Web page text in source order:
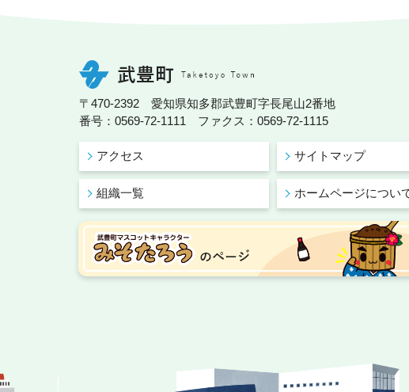
〒470-2392 愛知県知多郡武豊町字長尾山2番地
番号：0569-72-1111 ファクス：0569-72-1115
アクセス サイトマップ
組織一覧 ホームページについ